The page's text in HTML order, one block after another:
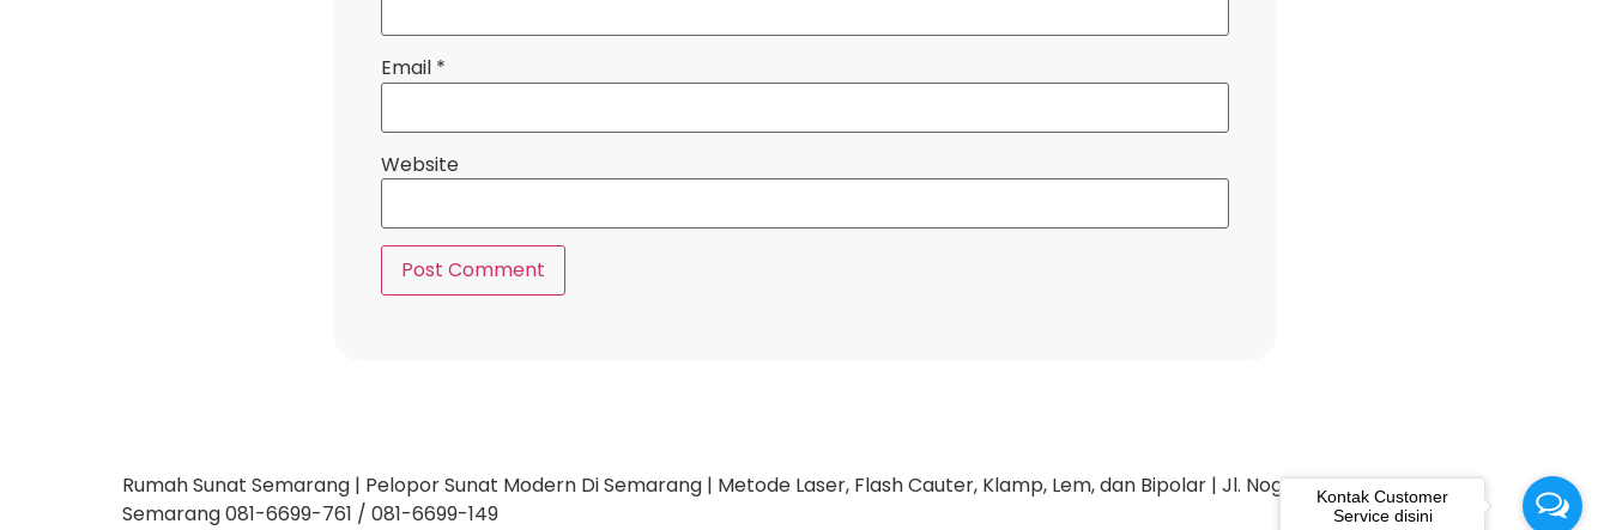
Email *
Website
Rumah Sunat Semarang | Pelopor Sunat Modern Di Semarang | Metode Laser, Flash Cauter, Klamp, Lem, dan Bipolar | Jl. Nogososro 34 Tlogosari,
Semarang 081-6699-761 / 081-6699-149
Kontak Customer
Service disini